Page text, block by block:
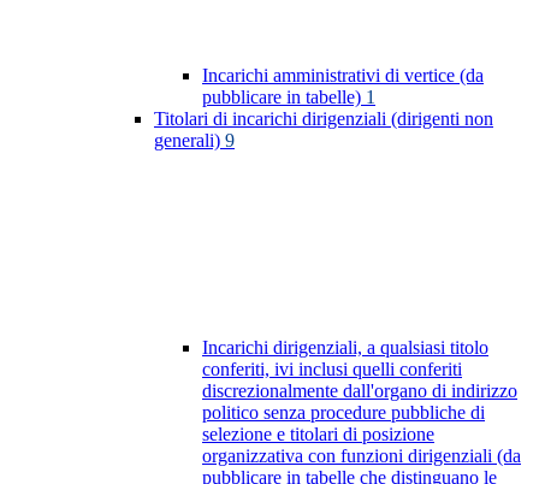
Incarichi amministrativi di vertice (da
pubblicare in tabelle) 1
Titolari di incarichi dirigenziali (dirigenti non
generali) 9
Incarichi dirigenziali, a qualsiasi titolo
conferiti, ivi inclusi quelli conferiti
discrezionalmente dall'organo di indirizzo
politico senza procedure pubbliche di
selezione e titolari di posizione
organizzativa con funzioni dirigenziali (da
pubblicare in tabelle che distinguano le